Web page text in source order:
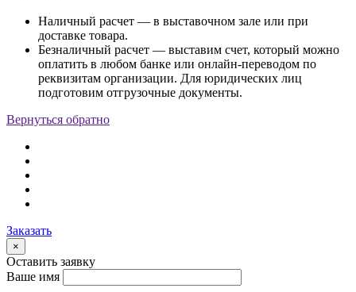
Наличный расчет — в выставочном зале или при
доставке товара.
Безналичный расчет — выставим счет, который можно
оплатить в любом банке или онлайн-переводом по
реквизитам организации. Для юридических лиц
подготовим отгрузочные документы.
Вернуться обратно
Заказать
×
Оставить заявку
Ваше имя